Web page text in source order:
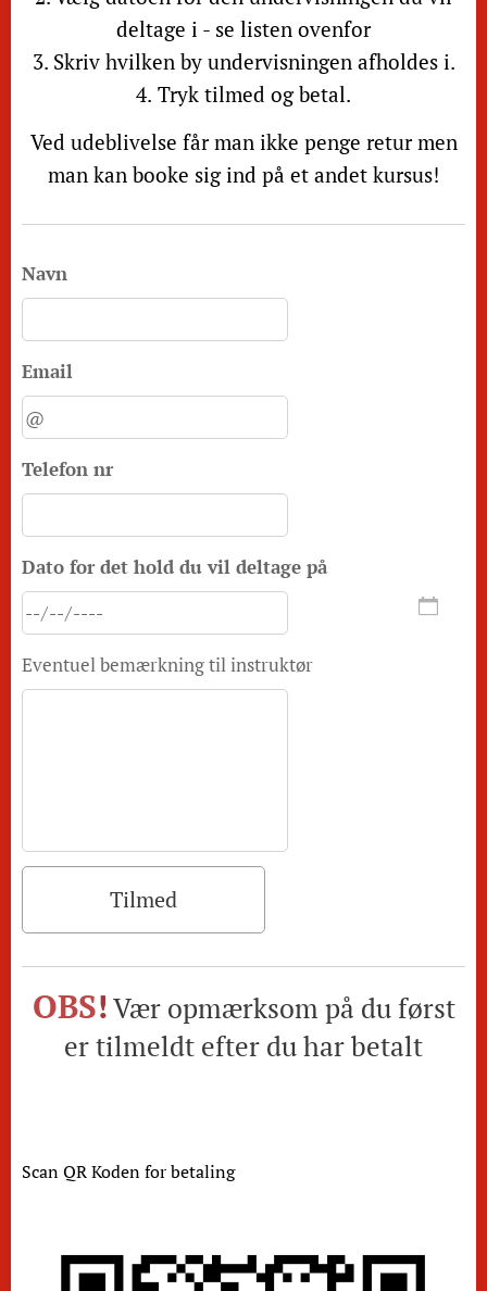
deltage i - se listen ovenfor
3. Skriv hvilken by undervisningen afholdes i.
4. Tryk tilmed og betal.
Ved udeblivelse får man ikke penge retur men
man kan booke sig ind på et andet kursus!
Navn
Email
Telefon nr
Dato for det hold du vil deltage på
Eventuel bemærkning til instruktør
Tilmed
OBS!Vær opmærksom på du først
er tilmeldt efter du har betalt
Scan QR Koden for betaling